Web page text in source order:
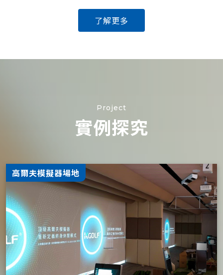
了解更多
Project
實例探究
高爾夫模擬器場地